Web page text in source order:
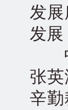
发
发
中
张
辛